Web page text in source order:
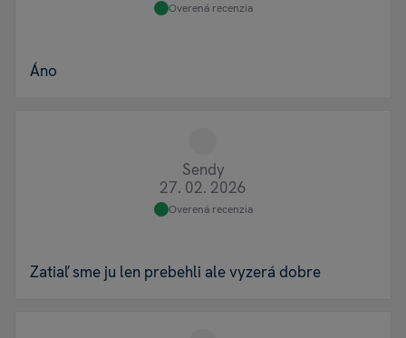
Overená recenzia
Áno
Sendy
27. 02. 2026
Overená recenzia
Zatiaľ sme ju len prebehli ale vyzerá dobre